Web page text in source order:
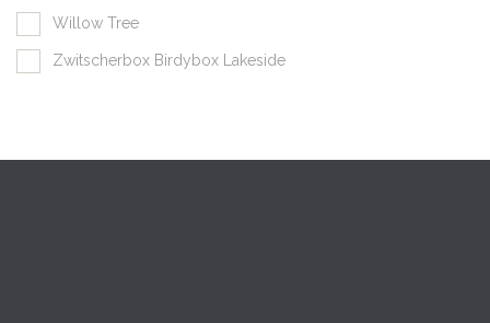
Willow Tree
Zwitscherbox Birdybox Lakeside